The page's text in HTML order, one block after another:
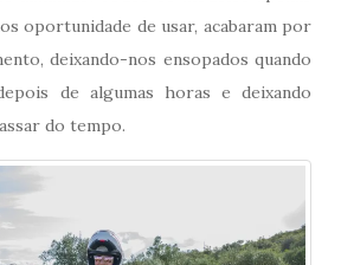
oportunidade de usar, acabaram por
deixando-nos ensopados quando
de algumas horas e deixando
do tempo.